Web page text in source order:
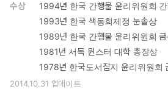
수상
1994년 한국 간행물 윤리위원회
1993년 한국 색동회제정 눈솔상
1989년 한국 간행물 윤리위원회
1981년 서독 뮌스터 대학 총장상
1978년 한국도서잡지 윤리위원회
2014.10.31 업데이트